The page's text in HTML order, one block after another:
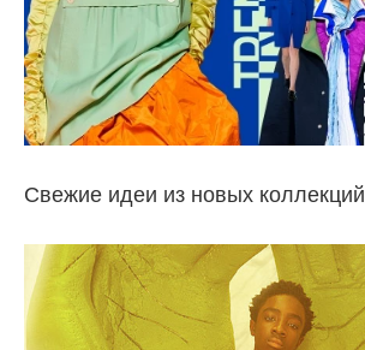
Свежие идеи из новых коллекций